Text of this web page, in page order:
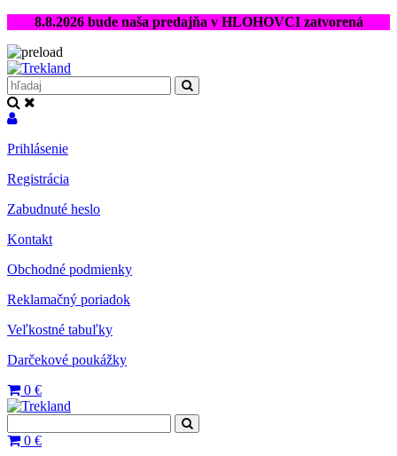
8.8.2026 bude naša predajňa v HLOHOVCI zatvorená
Prihlásenie
Registrácia
Zabudnuté heslo
Kontakt
Obchodné podmienky
Reklamačný poriadok
Veľkostné tabuľky
Darčekové poukážky
0 €
0 €